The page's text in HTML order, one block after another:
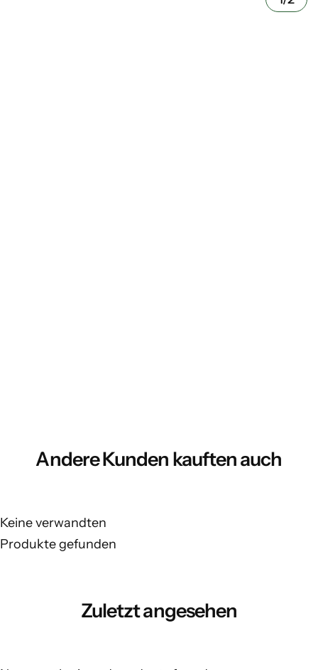
Andere Kunden kauften auch
Keine verwandten
Produkte gefunden
Zuletzt angesehen